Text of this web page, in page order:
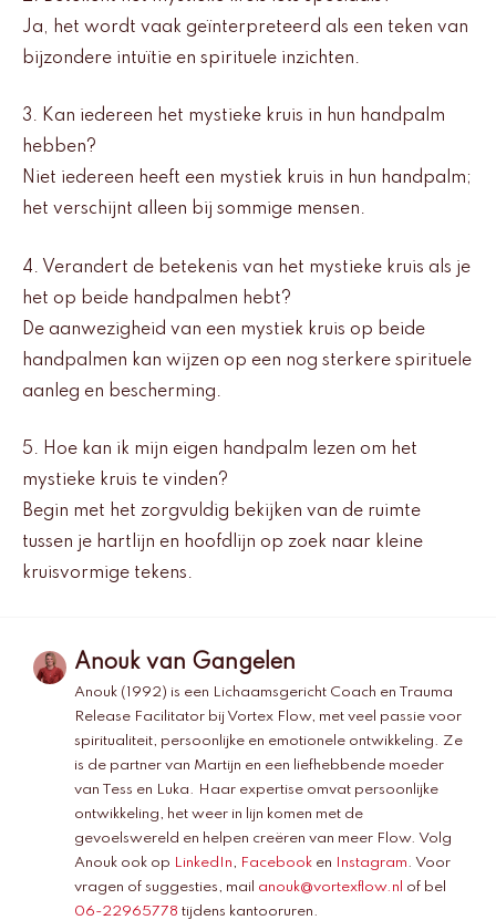
Ja, het wordt vaak geïnterpreteerd als een teken van
bijzondere intuïtie en spirituele inzichten.
3. Kan iedereen het mystieke kruis in hun handpalm
hebben?
Niet iedereen heeft een mystiek kruis in hun handpalm;
het verschijnt alleen bij sommige mensen.
4. Verandert de betekenis van het mystieke kruis als je
het op beide handpalmen hebt?
De aanwezigheid van een mystiek kruis op beide
handpalmen kan wijzen op een nog sterkere spirituele
aanleg en bescherming.
5. Hoe kan ik mijn eigen handpalm lezen om het
mystieke kruis te vinden?
Begin met het zorgvuldig bekijken van de ruimte
tussen je hartlijn en hoofdlijn op zoek naar kleine
kruisvormige tekens.
Anouk van Gangelen
Anouk (1992) is een Lichaamsgericht Coach en Trauma
Release Facilitator bij Vortex Flow, met veel passie voor
spiritualiteit, persoonlijke en emotionele ontwikkeling. Ze
is de partner van Martijn en een liefhebbende moeder
van Tess en Luka. Haar expertise omvat persoonlijke
ontwikkeling, het weer in lijn komen met de
gevoelswereld en helpen creëren van meer Flow. Volg
Anouk ook op LinkedIn, Facebook en Instagram. Voor
vragen of suggesties, mail anouk@vortexflow.nl
of bel
06-22965778 tijdens kantooruren.